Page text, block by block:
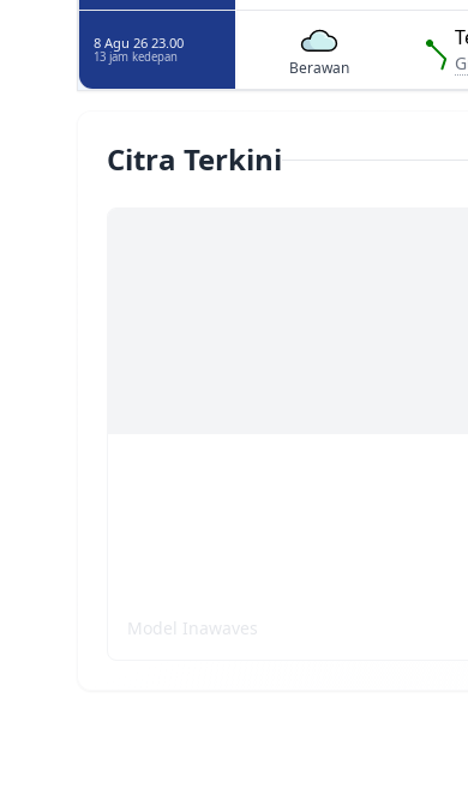
8 Agu 26 23.00
13 jam kedepan
Berawan
Citra Terkini
Model Inawaves